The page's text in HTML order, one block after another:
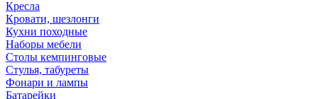
Кресла
Кровати, шезлонги
Кухни походные
Наборы мебели
Столы кемпинговые
Стулья, табуреты
Фонари и лампы
Батарейки